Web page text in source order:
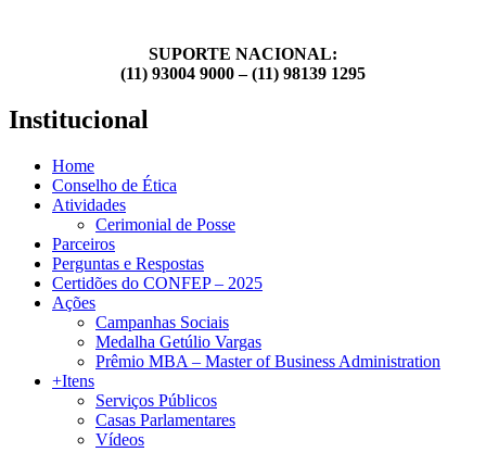
SUPORTE NACIONAL:
(11) 93004 9000 – (11) 98139 1295
Institucional
Home
Conselho de Ética
Atividades
Cerimonial de Posse
Parceiros
Perguntas e Respostas
Certidões do CONFEP – 2025
Ações
Campanhas Sociais
Medalha Getúlio Vargas
Prêmio MBA – Master of Business Administration
+Itens
Serviços Públicos
Casas Parlamentares
Vídeos